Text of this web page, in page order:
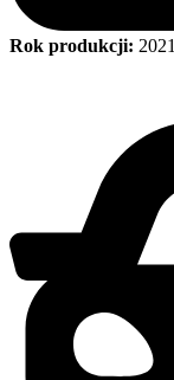
Rok produkcji: 2021